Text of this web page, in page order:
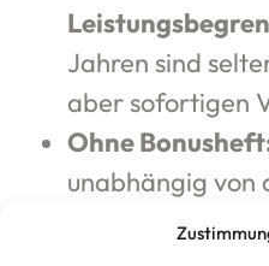
Jahren sind
aber sofortigen
Ohne
unabhängig von
Vorsorge-